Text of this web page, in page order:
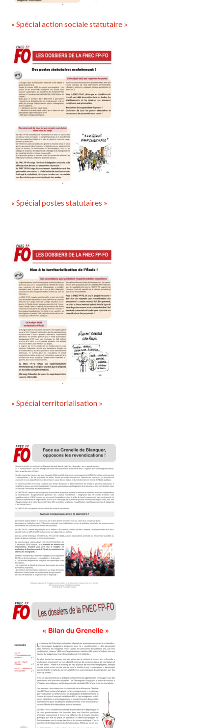
« Spécial action sociale statutaire »
« Spécial postes statutaires »
« Spécial territorialisation »